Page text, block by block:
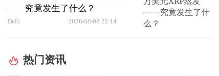
——究竟发生了什么？
DeFi 2026-06-08 22:14
热门资讯